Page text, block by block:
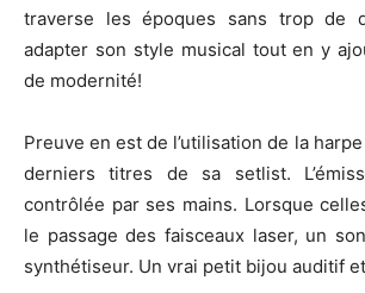
traverse les époques sans trop de
adapter son style musical tout en y
de modernité!
Preuve en est de l’utilisation de la
derniers titres de sa setlist.
contrôlée par ses mains. Lorsque
le passage des faisceaux laser, un
synthétiseur. Un vrai petit bijou auditif